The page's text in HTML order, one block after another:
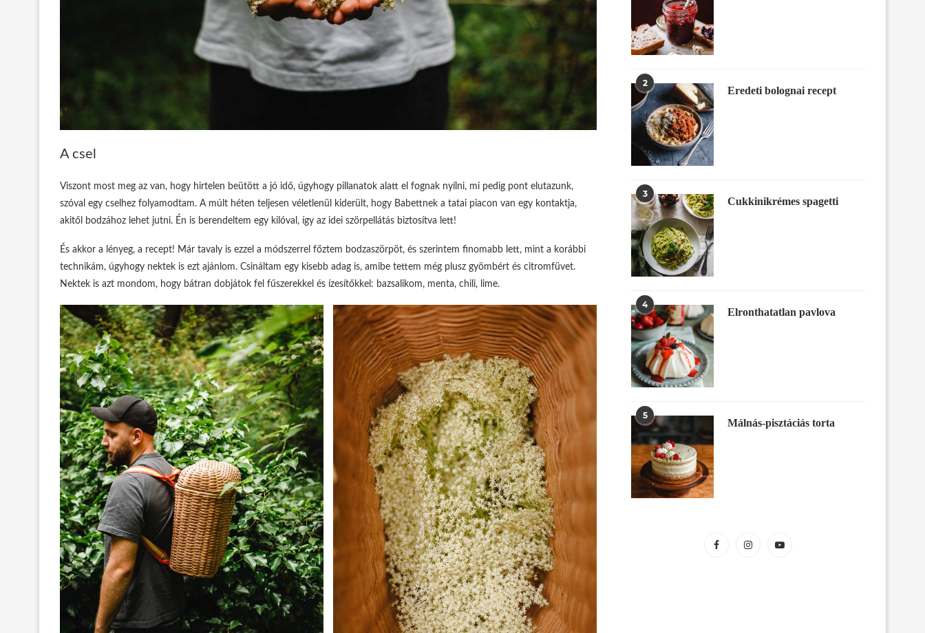
A csel
Viszont most meg az van, hogy hirtelen beütött a jó idő, úgyhogy pillanatok alatt el fognak nyílni, mi pedig pont elutazunk,
szóval egy cselhez folyamodtam. A múlt héten teljesen véletlenül kiderült, hogy Babettnek a tatai piacon van egy kontaktja,
akitől bodzához lehet jutni. Én is berendeltem egy kilóval, így az idei szörpellátás biztosítva lett!
És akkor a lényeg, a recept! Már tavaly is ezzel a módszerrel főztem bodzaszörpöt, és szerintem finomabb lett, mint a korábbi
technikám, úgyhogy nektek is ezt ajánlom. Csináltam egy kisebb adag is, amibe tettem még plusz gyömbért és citromfüvet.
Nektek is azt mondom, hogy bátran dobjátok fel fűszerekkel és ízesítőkkel: bazsalikom, menta, chili, lime.
2
Eredeti bolognai recept
3
Cukkinikrémes spagetti
4
Elronthatatlan pavlova
5
Málnás-pisztáciás torta